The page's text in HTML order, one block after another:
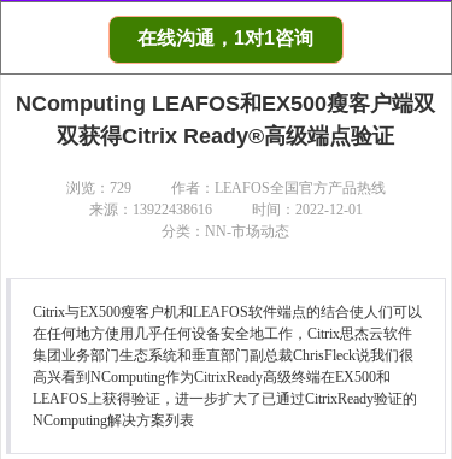
技
在线沟通，1对1咨询
NComputing LEAFOS和EX500瘦客户端双
双获得Citrix Ready®高级端点验证
浏览： 729
作者：LEAFOS全国官方产品热线
来源：13922438616
时间：2022-12-01
分类：NN-市场动态
Citrix与EX500瘦客户机和LEAFOS软件端点的结合使人们可以
在任何地方使用几乎任何设备安全地工作，Citrix思杰云软件
集团业务部门生态系统和垂直部门副总裁ChrisFleck说我们很
高兴看到NComputing作为CitrixReady高级终端在EX500和
LEAFOS上获得验证，进一步扩大了已通过CitrixReady验证的
NComputing解决方案列表